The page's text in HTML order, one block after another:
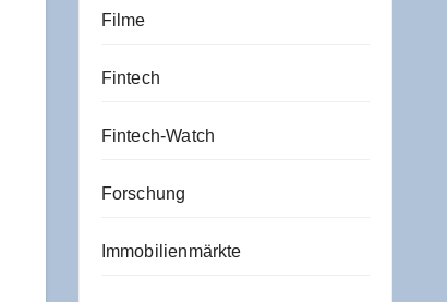
Filme
Fintech
Fintech-Watch
Forschung
Immobilienmärkte